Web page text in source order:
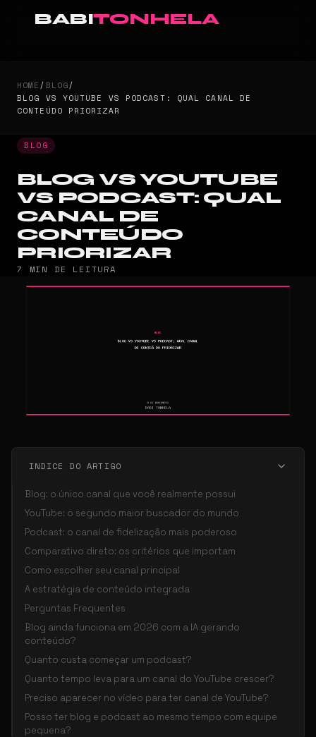
BABITONHELA
HOME/BLOG/
BLOG VS YOUTUBE VS PODCAST: QUAL CANAL DE
CONTEÚDO PRIORIZAR
BLOG
BLOG VS YOUTUBE
VS PODCAST: QUAL
CANAL DE
CONTEÚDO
PRIORIZAR
7 MIN DE LEITURA
INDICE DO ARTIGO
Blog: o único canal que você realmente possui
YouTube: o segundo maior buscador do mundo
Podcast: o canal de fidelização mais poderoso
Comparativo direto: os critérios que importam
Como escolher seu canal principal
A estratégia de conteúdo integrada
Perguntas Frequentes
Blog ainda funciona em 2026 com a IA gerando
conteúdo?
Quanto custa começar um podcast?
Quanto tempo leva para um canal do YouTube crescer?
Preciso aparecer no vídeo para ter canal de YouTube?
Posso ter blog e podcast ao mesmo tempo com equipe
pequena?